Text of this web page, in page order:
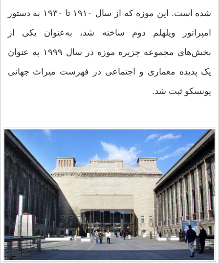
شده است. این موزه که از سال ۱۹۱۰ تا ۱۹۳۰ به دستور
امپراتور ویلهلم دوم ساخته شد، به‌عنوان یکی از
بخش‌های مجموعه جزیره موزه در سال ۱۹۹۹ به عنوان
یک پدیده معماری و اجتماعی در فهرست میراث جهانی
یونسکو ثبت شد.